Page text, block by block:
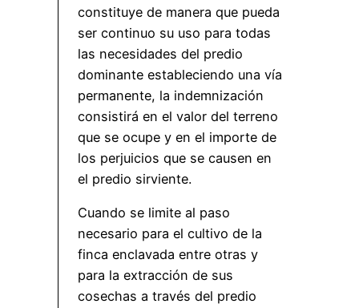
constituye de manera que pueda
ser continuo su uso para todas
las necesidades del predio
dominante estableciendo una vía
permanente, la indemnización
consistirá en el valor del terreno
que se ocupe y en el importe de
los perjuicios que se causen en
el predio sirviente.
Cuando se limite al paso
necesario para el cultivo de la
finca enclavada entre otras y
para la extracción de sus
cosechas a través del predio